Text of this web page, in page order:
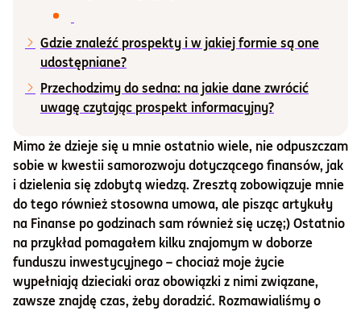
Informacje i dokumenty
O nas
Otwórz konto
Zaloguj
Mimo że dzieje się u mnie ostatnio wiele, nie odpuszczam
sobie w kwestii samorozwoju dotyczącego finansów, jak
i dzielenia się zdobytą wiedzą. Zresztą zobowiązuje mnie
do tego również stosowna umowa, ale pisząc artykuły
na Finanse po godzinach sam również się uczę;) Ostatnio
na przykład pomagałem kilku znajomym w doborze
funduszu inwestycyjnego – chociaż moje życie
wypełniają dzieciaki oraz obowiązki z nimi związane,
zawsze znajdę czas, żeby doradzić. Rozmawialiśmy o
Gdzie znaleźć prospekty i w jakiej formie są one
udostępniane?
Przechodzimy do sedna: na jakie dane zwrócić
uwagę czytając prospekt informacyjny?